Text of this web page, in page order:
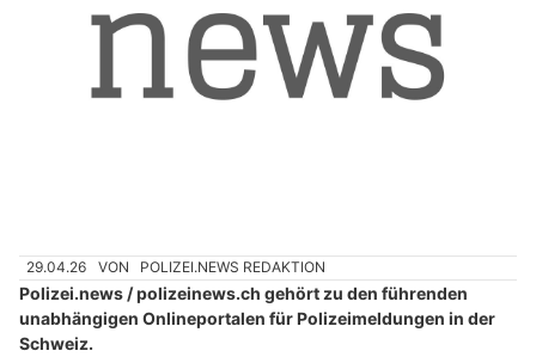
29.04.26 VON POLIZEI.NEWS REDAKTION
Polizei.news / polizeinews.ch gehört zu den führenden
unabhängigen Onlineportalen für Polizeimeldungen in der
Schweiz.